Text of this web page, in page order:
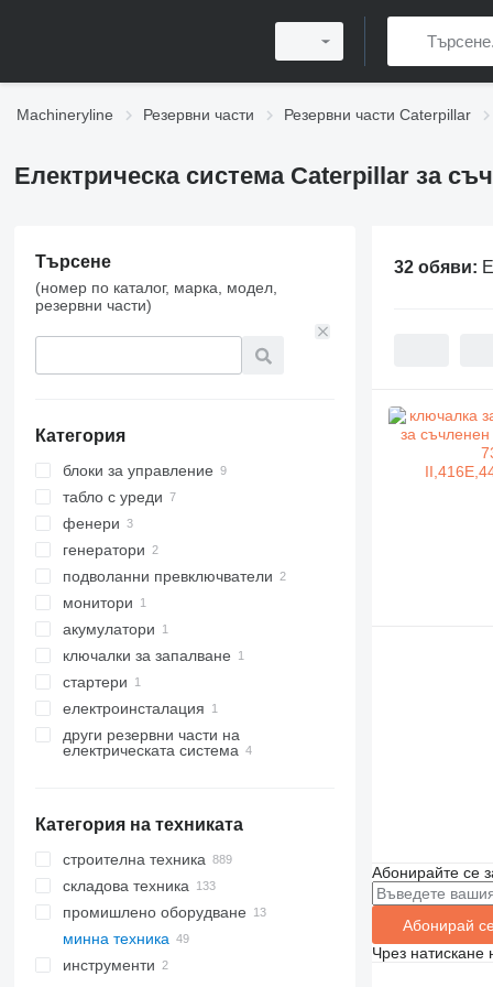
Machineryline Резервни части Резервни части Caterpillar
Електрическа система Caterpillar за
Търсене
(номер по каталог, марка, модел,
резервни части)
Категория
блоки за управление
табло с уреди
фенери
генератори
подволанни превключватели
монитори
акумулатори
ключалки за запалване
стартери
електроинсталация
други резервни части на
електрическата система
Категория на техниката
строителна техника
багери
багери товарачи
мини багери
пътностроителна техника
асфалтополагачи
валяци
земекопна техника
складова техника
мотокари
дизелови мотокари
електрокари
промишлено оборудване
генератори за ток
дизелови генератори
минна техника
кариерна техника
инструменти
32 обяви:
Абонирайте се
Абонирай се
Чрез натискане